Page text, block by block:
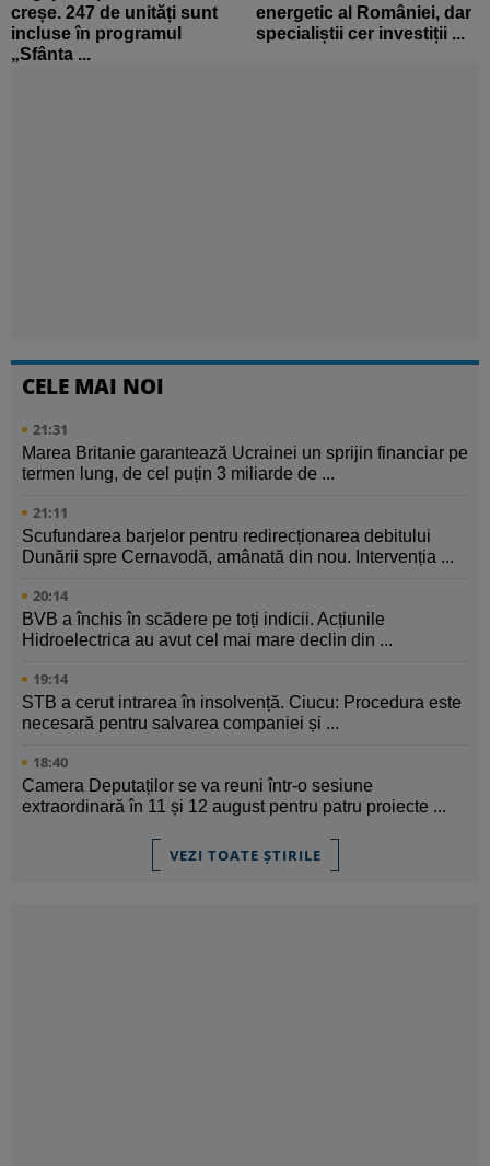
creșe. 247 de unități sunt
incluse în programul
„Sfânta ...
energetic al României, dar
specialiștii cer investiții ...
CELE MAI NOI
21:31
Marea Britanie garantează Ucrainei un sprijin financiar pe
termen lung, de cel puțin 3 miliarde de ...
21:11
Scufundarea barjelor pentru redirecționarea debitului
Dunării spre Cernavodă, amânată din nou. Intervenția ...
20:14
BVB a închis în scădere pe toți indicii. Acțiunile
Hidroelectrica au avut cel mai mare declin din ...
19:14
STB a cerut intrarea în insolvență. Ciucu: Procedura este
necesară pentru salvarea companiei și ...
18:40
Camera Deputaților se va reuni într-o sesiune
extraordinară în 11 și 12 august pentru patru proiecte ...
VEZI TOATE ȘTIRILE